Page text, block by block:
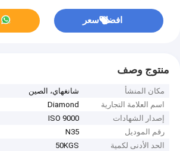
افضل سعر
منتوج وصف
مكان المنشأ
شانغهاي، الصين
اسم العلامة التجارية
Diamond
إصدار الشهادات
ISO 9000
رقم الموديل
N35
الحد الأدنى لكمية
50KGS